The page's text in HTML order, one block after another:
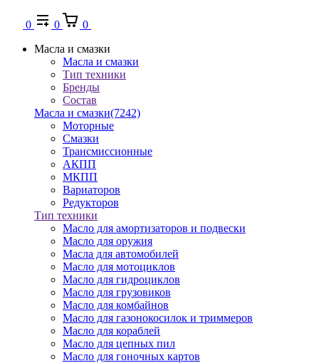
0 0
0
Масла и смазки
Масла и смазки
Тип техники
Бренды
Состав
Масла и смазки(7242)
Моторные
Смазки
Трансмиссионные
АКПП
МКПП
Вариаторов
Редукторов
Тип техники
Масло для амортизаторов и подвески
Масло для оружия
Масла для автомобилей
Масло для мотоциклов
Масло для гидроциклов
Масло для грузовиков
Масло для комбайнов
Масло для газонокосилок и триммеров
Масло для кораблей
Масло для цепных пил
Масло для гоночных картов